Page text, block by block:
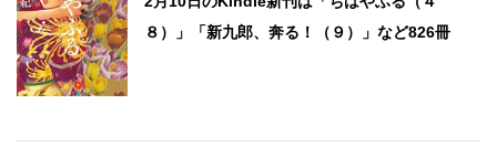
８）」「新九郎、奔る！（９）」など826冊